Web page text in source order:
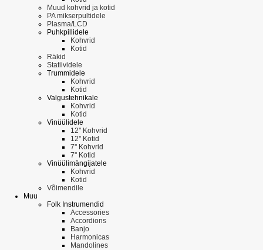
Muud kohvrid ja kotid
PA mikserpultidele
Plasma/LCD
Puhkpillidele
Kohvrid
Kotid
Räkid
Statiividele
Trummidele
Kohvrid
Kotid
Valgustehnikale
Kohvrid
Kotid
Vinüülidele
12'' Kohvrid
12'' Kotid
7'' Kohvrid
7'' Kotid
Vinüülimängijatele
Kohvrid
Kotid
Võimendile
Muu
Folk Instrumendid
Accessories
Accordions
Banjo
Harmonicas
Mandolines